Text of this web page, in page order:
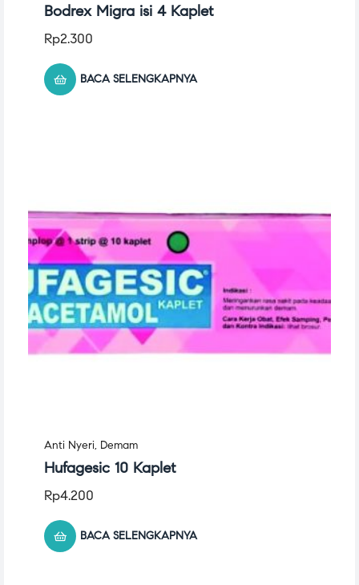
Bodrex Migra isi 4 Kaplet
Rp2.300
BACA SELENGKAPNYA
Anti Nyeri, Demam
Hufagesic 10 Kaplet
Rp4.200
BACA SELENGKAPNYA